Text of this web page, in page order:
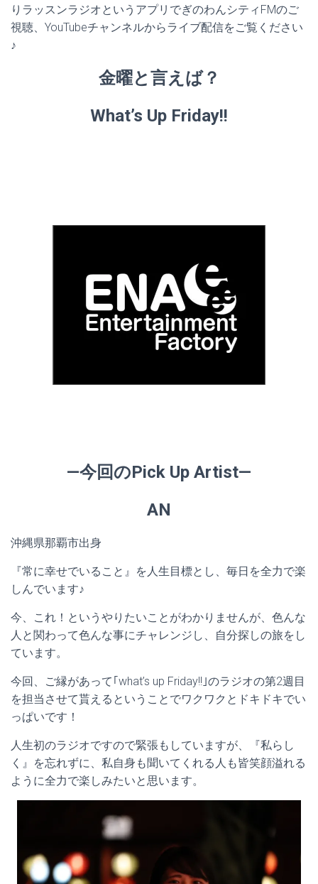
りラッスンラジオというアプリでぎのわんシティFMのご
視聴、YouTubeチャンネルからライブ配信をご覧ください
♪
金曜と言えば？
What’s Up Friday!!
—今回のPick Up Artist—
AN
沖縄県那覇市出身
『常に幸せでいること』を人生目標とし、毎日を全力で楽
しんでいます♪
今、これ！というやりたいことがわかりませんが、色んな
人と関わって色んな事にチャレンジし、自分探しの旅をし
ています。
今回、ご縁があって｢what’s up Friday!!｣のラジオの第2週目
を担当させて貰えるということでワクワクとドキドキでい
っぱいです！
人生初のラジオですので緊張もしていますが、『私らし
く』を忘れずに、私自身も聞いてくれる人も皆笑顔溢れる
ように全力で楽しみたいと思います。